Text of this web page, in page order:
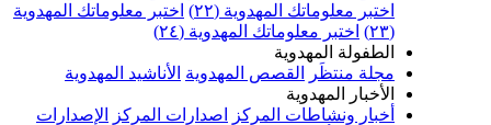
معلوماتك المهدوية (٢٢)
اختبر معلوماتك المهدوية
اختبر معلوماتك المهدوية (٢٤)
المهدوية
منتظَر
القصص المهدوية الأناشيد المهدوية
المهدوية
ونشاطات المركز اصدارات المركز الإصدارات